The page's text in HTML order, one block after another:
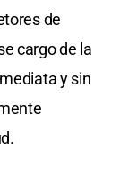
de
cargo de la
y sin